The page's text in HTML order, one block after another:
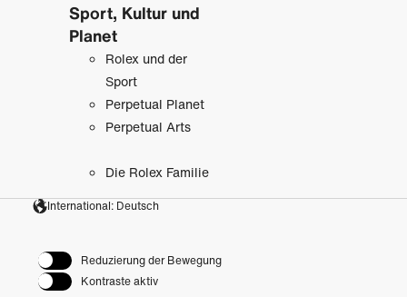
Sport, Kultur und
Planet
Rolex und der
Sport
Perpetual Planet
Perpetual Arts
Die Rolex Familie
International: Deutsch
Reduzierung der Bewegung
Kontraste aktiv